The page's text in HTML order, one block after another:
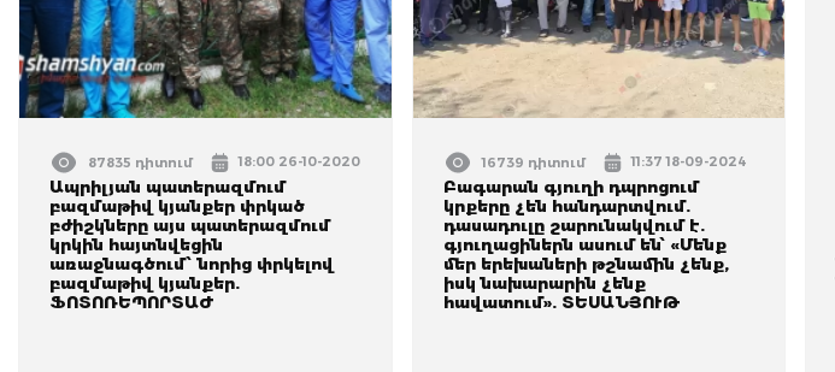
87835 դիտում 18:00 26-10-2020
Ապրիլյան պատերազմում
բազմաթիվ կյանքեր փրկած
բժիշկները այս պատերազմում
կրկին հայտնվեցին
առաջնագծում՝ նորից փրկելով
բազմաթիվ կյանքեր.
ՖՈՏՈՌԵՊՈՐՏԱԺ
16739 դիտում 11:37 18-09-2024
Բագարան գյուղի դպրոցում
կրքերը չեն հանդարտվում.
դասադուլը շարունակվում է.
գյուղացիներն ասում են՝ «Մենք
մեր երեխաների թշնամին չենք,
իսկ նախարարին չենք
հավատում». ՏԵՍԱՆՅՈՒԹ